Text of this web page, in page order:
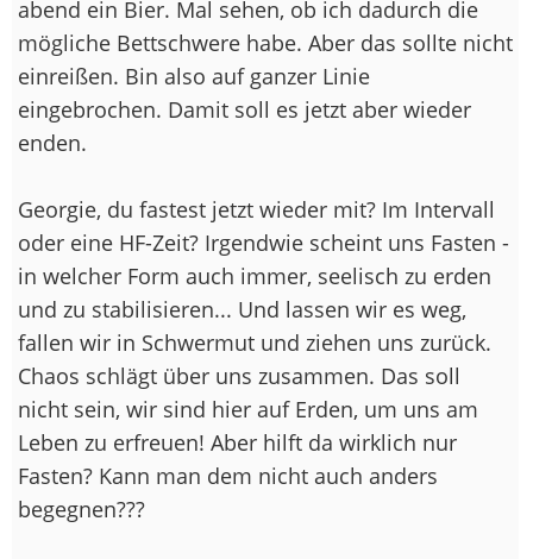
abend ein Bier. Mal sehen, ob ich dadurch die
mögliche Bettschwere habe. Aber das sollte nicht
einreißen. Bin also auf ganzer Linie
eingebrochen. Damit soll es jetzt aber wieder
enden.
Georgie, du fastest jetzt wieder mit? Im Intervall
oder eine HF-Zeit? Irgendwie scheint uns Fasten -
in welcher Form auch immer, seelisch zu erden
und zu stabilisieren... Und lassen wir es weg,
fallen wir in Schwermut und ziehen uns zurück.
Chaos schlägt über uns zusammen. Das soll
nicht sein, wir sind hier auf Erden, um uns am
Leben zu erfreuen! Aber hilft da wirklich nur
Fasten? Kann man dem nicht auch anders
begegnen???